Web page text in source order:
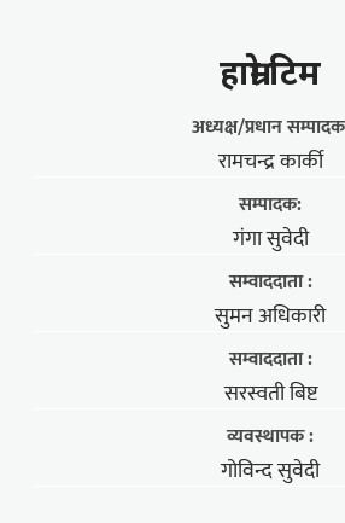
हाम्राे टिम
अध्यक्ष/प्रधान
रामचन्द्र कार्की
सम्पादक:
गंगा सुवेदी
सम्वाददाता :
सुमन अधिकारी
सम्वाददाता :
सरस्वती बिष्ट
व्यवस्थापक :
गोविन्द सुवेदी